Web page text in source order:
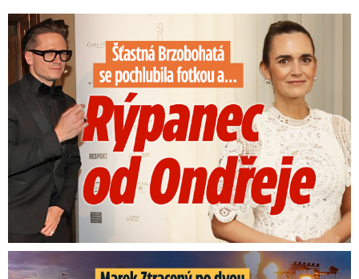
Šťastná Brzobohatá se pochlubila fotkou: Rýpanec od Ondřeje
Marek Ztracený na Letné: Plný dům a létající klavír!